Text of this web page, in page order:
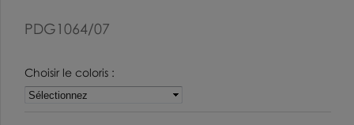
PDG1064/07
Choisir le coloris :